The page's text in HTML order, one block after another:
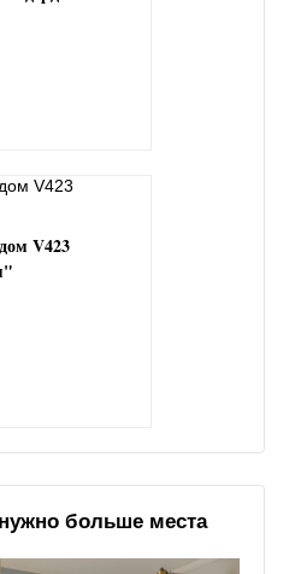
V423
больше места